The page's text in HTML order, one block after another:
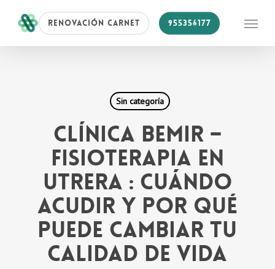
main
RENOVACIÓN CARNET 955356177
Sin categoría
CLÍNICA BEMIR –
Fisioterapia en
Utrera : cuándo
acudir y por qué
puede cambiar tu
calidad de vida